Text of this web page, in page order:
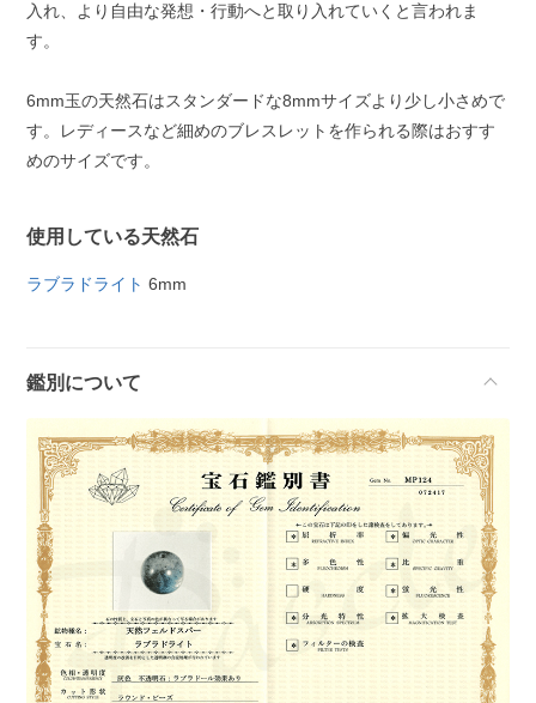
入れ、より自由な発想・行動へと取り入れていくと言われま
す。
6mm玉の天然石はスタンダードな8mmサイズより少し小さめで
す。レディースなど細めのブレスレットを作られる際はおすす
めのサイズです。
使用している天然石
ラブラドライト 6mm
鑑別について